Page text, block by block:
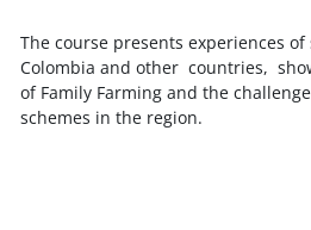
The course presents experiences
Colombia and other countries,
of Family Farming and the
schemes in the